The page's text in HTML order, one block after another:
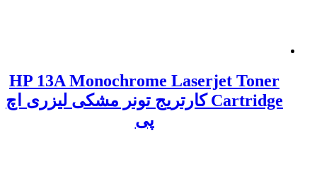
HP 13A Monochrome Laserjet Toner
Cartridge کارتریج تونر مشکی لیزری اچ